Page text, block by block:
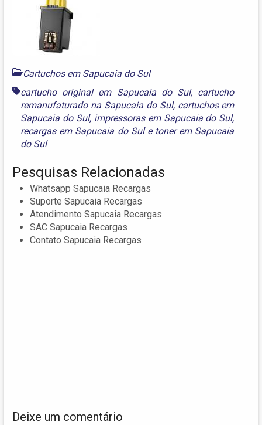
Cartuchos em Sapucaia do Sul
cartucho original em Sapucaia do Sul, cartucho
remanufaturado na Sapucaia do Sul, cartuchos em
Sapucaia do Sul, impressoras em Sapucaia do Sul,
recargas em Sapucaia do Sule toner em Sapucaia
do Sul
Pesquisas Relacionadas
Whatsapp Sapucaia Recargas
Suporte Sapucaia Recargas
Atendimento Sapucaia Recargas
SAC Sapucaia Recargas
Contato Sapucaia Recargas
Deixe um comentário